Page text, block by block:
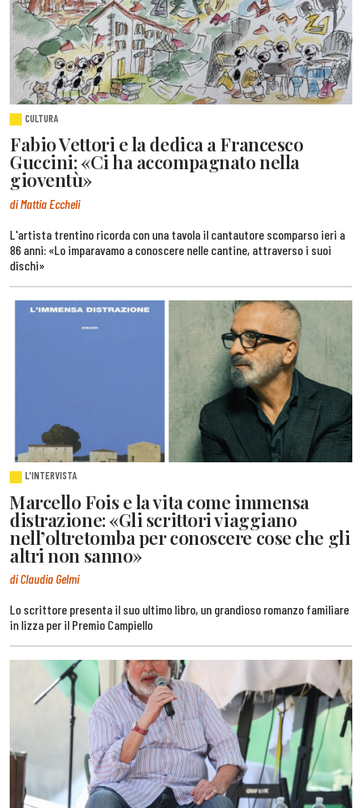
CULTURA
Fabio Vettori e la dedica a Francesco
Guccini: «Ci ha accompagnato nella
gioventù»
di Mattia Eccheli
L'artista trentino ricorda con una tavola il cantautore scomparso ieri a
86 anni: «Lo imparavamo a conoscere nelle cantine, attraverso i suoi
dischi»
L'INTERVISTA
Marcello Fois e la vita come immensa
distrazione: «Gli scrittori viaggiano
nell’oltretomba per conoscere cose che gli
altri non sanno»
di Claudia Gelmi
Lo scrittore presenta il suo ultimo libro, un grandioso romanzo familiare
in lizza per il Premio Campiello